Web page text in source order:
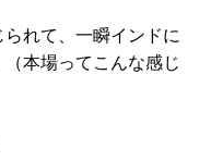
れて、一瞬インドに
本場ってこんな感じ